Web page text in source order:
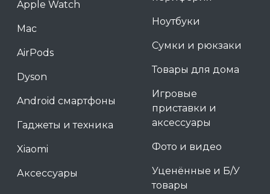
Apple Watch
Mac
AirPods
Dyson
Android смартфоны
Гаджеты и техника
Xiaomi
Аксессуары
Ноутбуки
Сумки и рюкзаки
Товары для дома
Игровые
приставки и
аксессуары
Фото и видео
Уценённые и Б/У
товары